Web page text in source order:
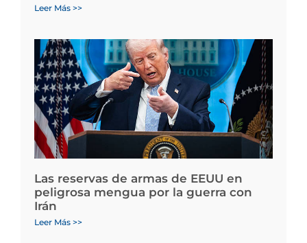
Leer Más >>
Las reservas de armas de EEUU en
peligrosa mengua por la guerra con
Irán
Leer Más >>